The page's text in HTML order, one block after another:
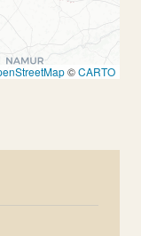
©CARTO